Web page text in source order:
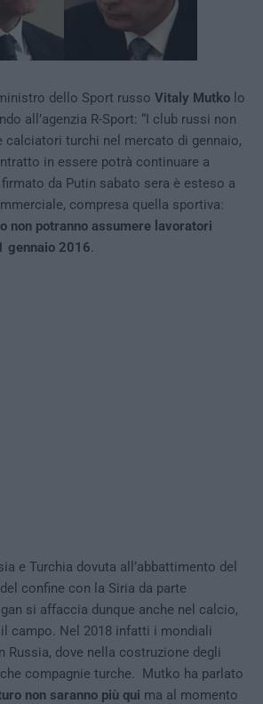
dello Sport russo Vitaly Mutko lo
all’agenzia R-Sport: “I club russi non
calciatori turchi nel mercato di gennaio,
in essere potrà continuare a
firmato da Putin sabato sera è esteso a
compresa quella sportiva:
non potranno assumere lavoratori
gennaio 2016.
e Turchia dovuta all’abbattimento del
confine con la Siria da parte
si affaccia dunque anche nel calcio,
campo. Nel 2018 infatti i mondiali
Russia, dove nella costruzione degli
compagnie turche. Mutko ha parlato
non saranno più qui ma al momento